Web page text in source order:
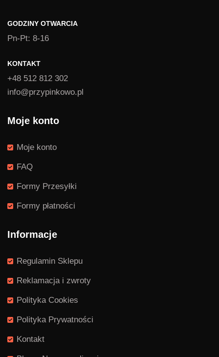
GODZINY OTWARCIA
Pn-Pt: 8-16
KONTAKT
+48 512 812 302
info@przypinkowo.pl
Moje konto
Moje konto
FAQ
Formy Przesyłki
Formy płatności
Informacje
Regulamin Sklepu
Reklamacja i zwroty
Polityka Cookies
Polityka Prywatności
Kontakt